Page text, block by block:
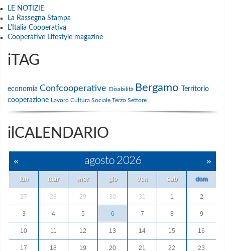
LE NOTIZIE
La Rassegna Stampa
L'Italia Cooperativa
Cooperative Lifestyle magazine
iTAG
economia Confcooperative Disabilità Bergamo
Territorio
cooperazione Lavoro Cultura Sociale Terzo Settore
ilCALENDARIO
« agosto 2026 »
lun mar mer gio ven sab dom
27 28 29 30 31 1 2
3 4 5 6 7 8 9
10 11 12 13 14 15 16
17 18 19 20 21 22 23